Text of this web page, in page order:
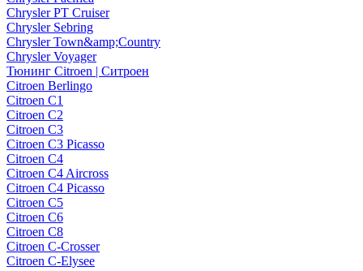
Chrysler PT Cruiser
Chrysler Sebring
Chrysler Town&amp;Country
Chrysler Voyager
Тюнинг Citroen | Ситроен
Citroen Berlingo
Citroen C1
Citroen C2
Citroen C3
Citroen C3 Picasso
Citroen C4
Citroen C4 Aircross
Citroen C4 Picasso
Citroen C5
Citroen C6
Citroen C8
Citroen C-Crosser
Citroen C-Elysee